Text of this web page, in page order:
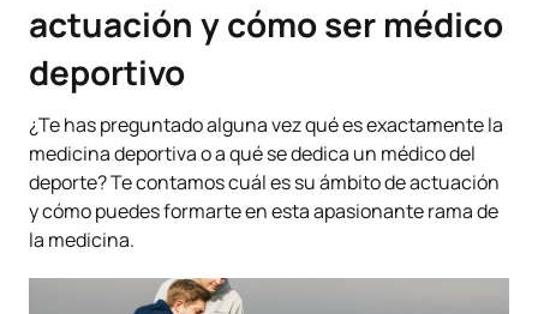
actuación y cómo ser médico
deportivo
¿Te has preguntado alguna vez qué es exactamente la
medicina deportiva o a qué se dedica un médico del
deporte? Te contamos cuál es su ámbito de actuación
y cómo puedes formarte en esta apasionante rama de
la medicina.